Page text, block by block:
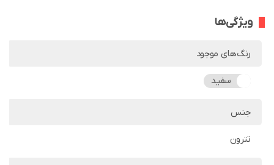
ویژگی‌ها
رنگ‌های موجود
سفید
جنس
تترون